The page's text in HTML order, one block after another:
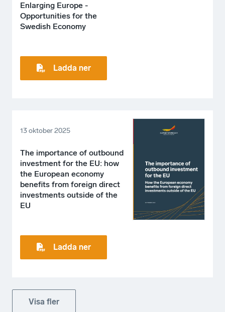
Enlarging Europe -
Opportunities for the
Swedish Economy
Ladda ner
13 oktober 2025
The importance of outbound
investment for the EU: how
the European economy
benefits from foreign direct
investments outside of the
EU
Ladda ner
Visa fler